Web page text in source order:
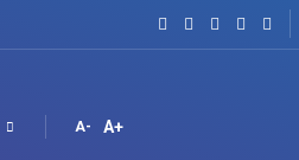
A- A+